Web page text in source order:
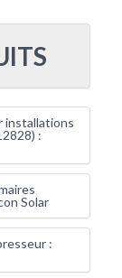
installations
:
Solar
: